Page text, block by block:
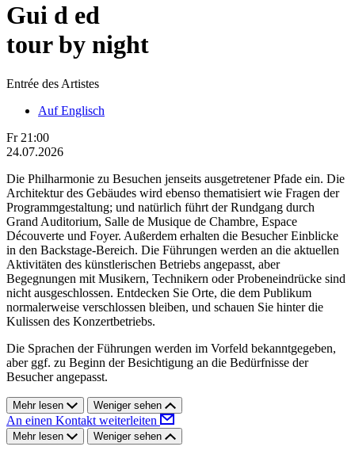
Gui d ed
tour by night
Entrée des Artistes
Auf Englisch
Fr 21:00
24.07.2026
Die Philharmonie zu Besuchen jenseits ausgetretener Pfade ein. Die
Architektur des Gebäudes wird ebenso thematisiert wie Fragen der
Programmgestaltung; und natürlich führt der Rundgang durch
Grand Auditorium, Salle de Musique de Chambre, Espace
Découverte und Foyer. Außerdem erhalten die Besucher Einblicke
in den Backstage-Bereich. Die Führungen werden an die aktuellen
Aktivitäten des künstlerischen Betriebs angepasst, aber
Begegnungen mit Musikern, Technikern oder Probeneindrücke sind
nicht ausgeschlossen. Entdecken Sie Orte, die dem Publikum
normalerweise verschlossen bleiben, und schauen Sie hinter die
Kulissen des Konzertbetriebs.
Die Sprachen der Führungen werden im Vorfeld bekanntgegeben,
aber ggf. zu Beginn der Besichtigung an die Bedürfnisse der
Besucher angepasst.
Mehr lesen Weniger sehen
An einen Kontakt weiterleiten
Mehr lesen Weniger sehen